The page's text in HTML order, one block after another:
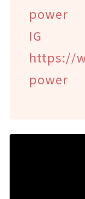
power
https://
power